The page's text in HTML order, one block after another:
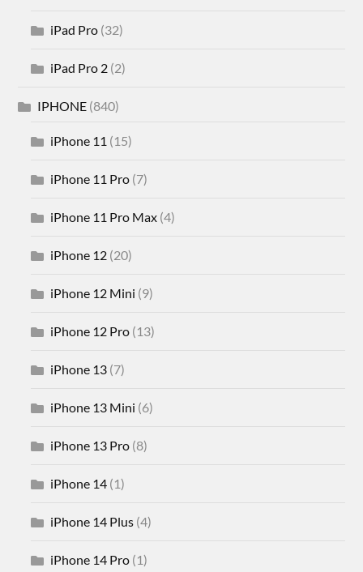
iPad Pro (32)
iPad Pro 2 (2)
IPHONE (840)
iPhone 11 (15)
iPhone 11 Pro (7)
iPhone 11 Pro Max (4)
iPhone 12 (20)
iPhone 12 Mini (9)
iPhone 12 Pro (13)
iPhone 13 (7)
iPhone 13 Mini (6)
iPhone 13 Pro (8)
iPhone 14 (1)
iPhone 14 Plus (4)
iPhone 14 Pro (1)